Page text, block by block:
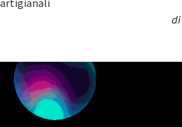
artigianali
di